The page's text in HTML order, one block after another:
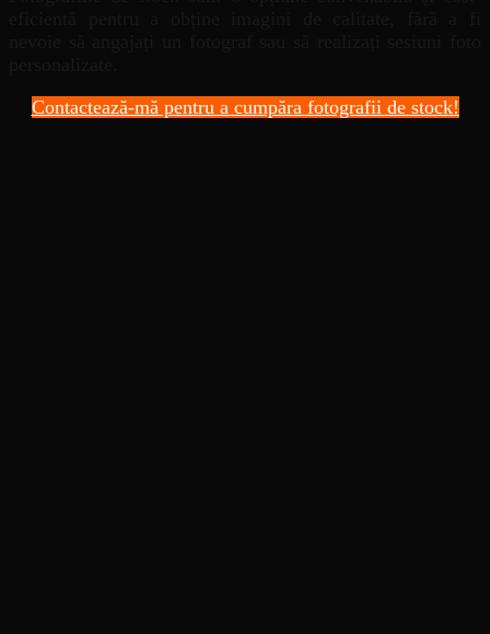
Contactează-mă pentru a cumpăra fotografii de stock!